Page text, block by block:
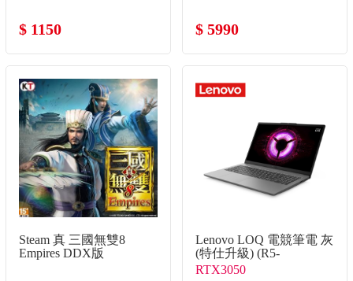
$ 1150 $ 5990
Steam 真 三國無雙8
Empires DDX版
Lenovo LOQ 電競筆電 灰
(特仕升級) (R5-
7535HS/16G+16G/512G+2TB
RTX3050